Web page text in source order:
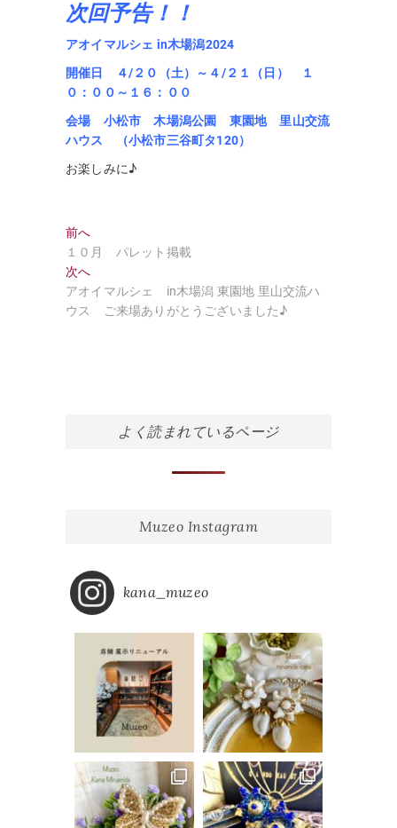
次回予告！！
アオイマルシェ in木場潟2024
開催日 ４/２０（土）～４/２１（日） １
０：００～１６：００
会場 小松市 木場潟公園 東園地 里山交流
ハウス （小松市三谷町タ120）
お楽しみに♪
投
稿
ナ
ビ
前へ過
去
の
投
１０月 パレット掲載
次へ次
の
アオイマルシェ in木場潟 東園地 里山交流ハ
ウス ご来場ありがとうございました♪
よく読まれているページ
Muzeo Instagram
kana_muzeo